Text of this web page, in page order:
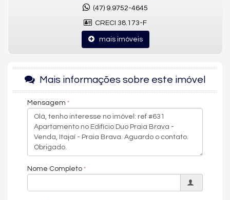
Características do Imóvel
Piso Vinílico
Infra para Ar Split
Sacada com Churrasqueira
Cozinha
Lavabo
Características do Empreendimento
Gerador
(47) 9.9752-4645
CRECI 38.173-F
mais imóveis
Mais informações sobre este imóvel
Mensagem
Nome Completo